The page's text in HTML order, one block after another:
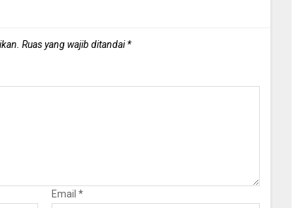
Ruas yang wajib ditandai*
Email *